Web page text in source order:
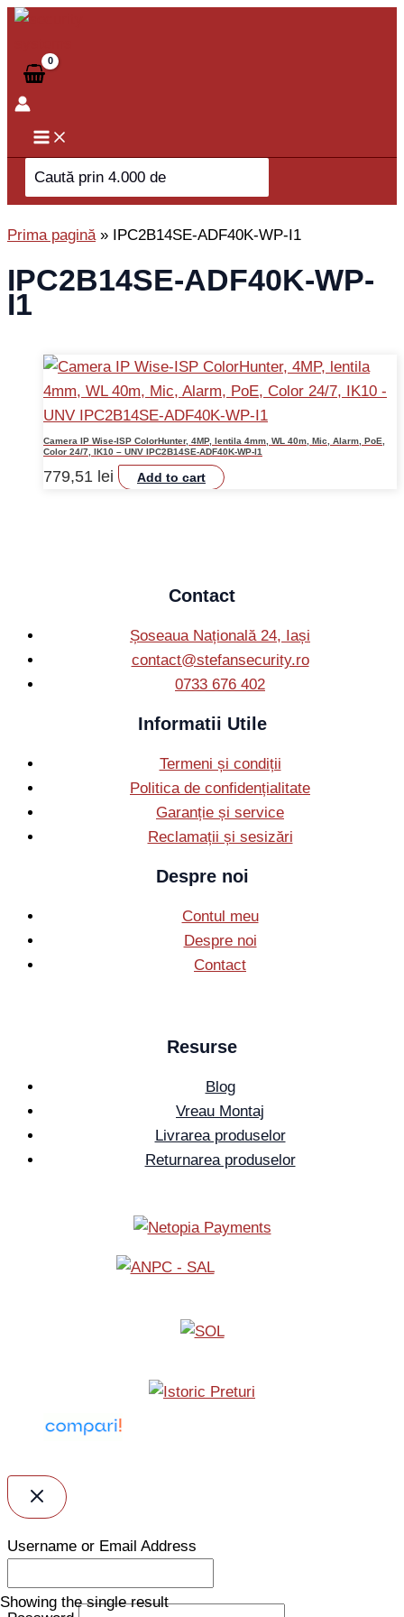
Skip
content
Search
for:
Prima pagină» IPC2B14SE-ADF40K-WP-I1
IPC2B14SE-ADF40K-WP-
I1
Showing the single result
Camera IP Wise-ISP ColorHunter, 4MP, lentila 4mm, WL 40m, Mic, Alarm, PoE,
Color 24/7, IK10 – UNV IPC2B14SE-ADF40K-WP-I1
779,51 lei Add to cart
Contact
Șoseaua Națională 24, Iași
contact@stefansecurity.ro
0733 676 402
Informatii Utile
Termeni și condiții
Politica de confidențialitate
Garanție și service
Reclamații și sesizări
Despre noi
Contul meu
Despre noi
Contact
Resurse
Blog
Vreau Montaj
Livrarea produselor
Returnarea produselor
Username or Email Address